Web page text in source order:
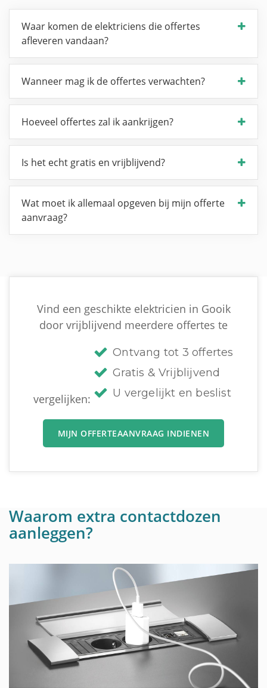
Waar komen de elektriciens die offertes
afleveren vandaan?
Wanneer mag ik de offertes verwachten?
Hoeveel offertes zal ik aankrijgen?
Is het echt gratis en vrijblijvend?
Wat moet ik allemaal opgeven bij mijn offerte
aanvraag?
Vind een geschikte elektricien in Gooik
door vrijblijvend meerdere offertes te
vergelijken:
Ontvang tot 3 offertes
Gratis & Vrijblijvend
U vergelijkt en beslist
MIJN OFFERTEAANVRAAG INDIENEN
Waarom extra contactdozen
aanleggen?